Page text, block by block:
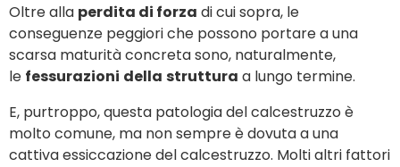
Oltre alla perdita di forza di cui sopra, le
conseguenze peggiori che possono portare a una
scarsa maturità concreta sono, naturalmente,
le fessurazioni della struttura a lungo termine.
E, purtroppo, questa patologia del calcestruzzo è
molto comune, ma non sempre è dovuta a una
cattiva essiccazione del calcestruzzo. Molti altri fattori